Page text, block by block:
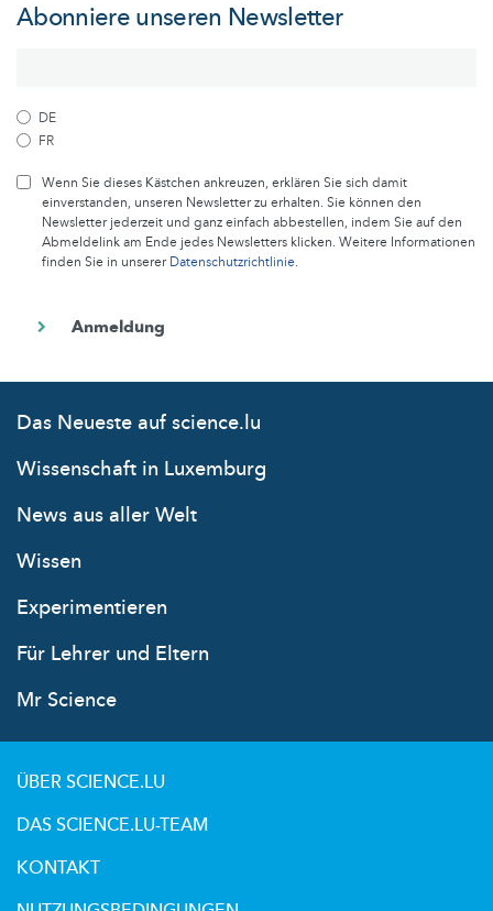
Abonniere unseren Newsletter
DE
FR
Wenn Sie dieses Kästchen ankreuzen, erklären Sie sich damit
einverstanden, unseren Newsletter zu erhalten. Sie können den
Newsletter jederzeit und ganz einfach abbestellen, indem Sie auf den
Abmeldelink am Ende jedes Newsletters klicken. Weitere Informationen
finden Sie in unsererDatenschutzrichtlinie.
Das Neueste auf science.lu
Wissenschaft in Luxemburg
News aus aller Welt
Wissen
Experimentieren
Für Lehrer und Eltern
Mr Science
ÜBER SCIENCE.LU
DAS SCIENCE.LU-TEAM
KONTAKT